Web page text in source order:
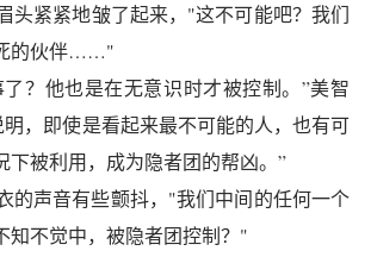
头紧紧地皱了起来，"这不可能吧？我们
的伙伴……"
？他也是在无意识时才被控制。”美智
，即使是看起来最不可能的人，也有可
下被利用，成为隐者团的帮凶。”
声音有些颤抖，"我们中间的任何一个
知不觉中，被隐者团控制？"